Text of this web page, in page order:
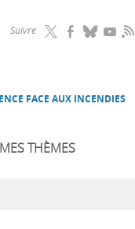
Suivre RSS
FACE AUX INCENDIES
MES THÈMES